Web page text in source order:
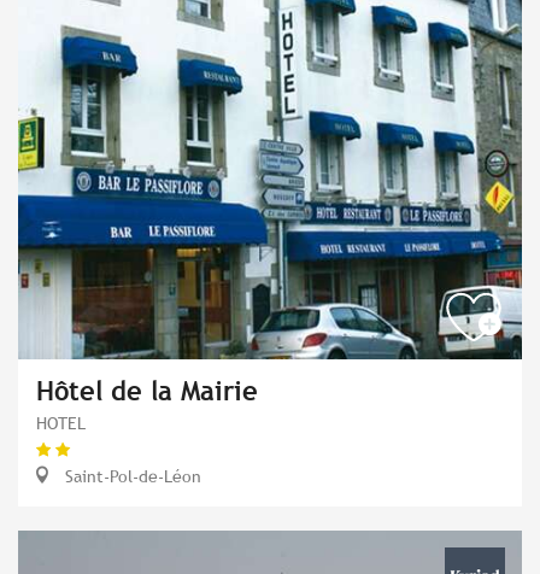
Hôtel de la Mairie
HOTEL
Saint-Pol-de-Léon